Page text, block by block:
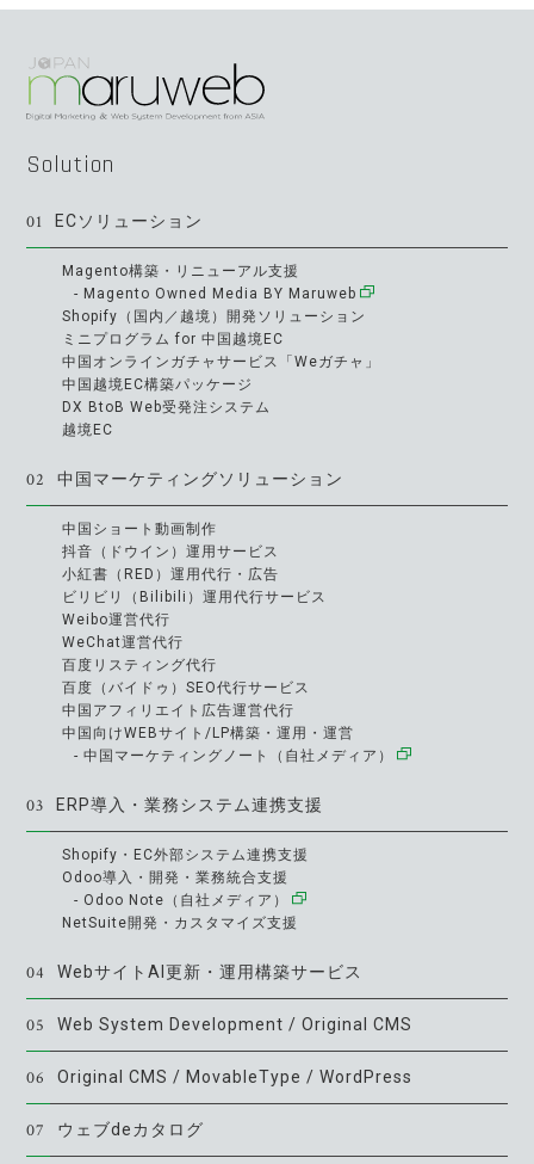
Solution
01 ECソリューション
Magento構築・リニューアル支援
- Magento Owned Media BY Maruweb
Shopify（国内／越境）開発ソリューション
ミニプログラム for 中国越境EC
中国オンラインガチャサービス「Weガチャ」
中国越境EC構築パッケージ
DX BtoB Web受発注システム
越境EC
02 中国マーケティングソリューション
中国ショート動画制作
抖音（ドウイン）運用サービス
小紅書（RED）運用代行・広告
ビリビリ（Bilibili）運用代行サービス
Weibo運営代行
WeChat運営代行
百度リスティング代行
百度（バイドゥ）SEO代行サービス
中国アフィリエイト広告運営代行
中国向けWEBサイト/LP構築・運用・運営
- 中国マーケティングノート（自社メディア）
03 ERP導入・業務システム連携支援
Shopify・EC外部システム連携支援
Odoo導入・開発・業務統合支援
- Odoo Note（自社メディア）
NetSuite開発・カスタマイズ支援
04 WebサイトAI更新・運用構築サービス
05 Web System Development / Original CMS
06 Original CMS / MovableType / WordPress
07 ウェブdeカタログ